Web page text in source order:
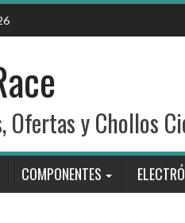
Ofertas y Chollos
COMPONENTES